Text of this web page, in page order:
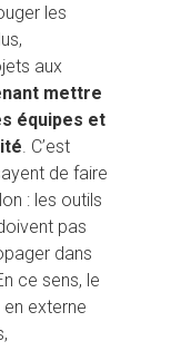
les
aux
mettre
équipes et
. C’est
de faire
: les outils
pas
dans
ce sens, le
externe